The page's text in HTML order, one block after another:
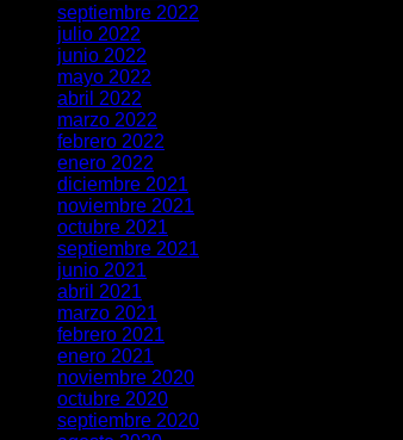
septiembre 2022
julio 2022
junio 2022
mayo 2022
abril 2022
marzo 2022
febrero 2022
enero 2022
diciembre 2021
noviembre 2021
octubre 2021
septiembre 2021
junio 2021
abril 2021
marzo 2021
febrero 2021
enero 2021
noviembre 2020
octubre 2020
septiembre 2020